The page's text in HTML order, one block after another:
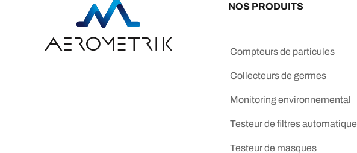
NOS PRODUITS
Compteurs de particules
Collecteurs de germes
Monitoring environnemental
Testeur de filtres automatique
Testeur de masques